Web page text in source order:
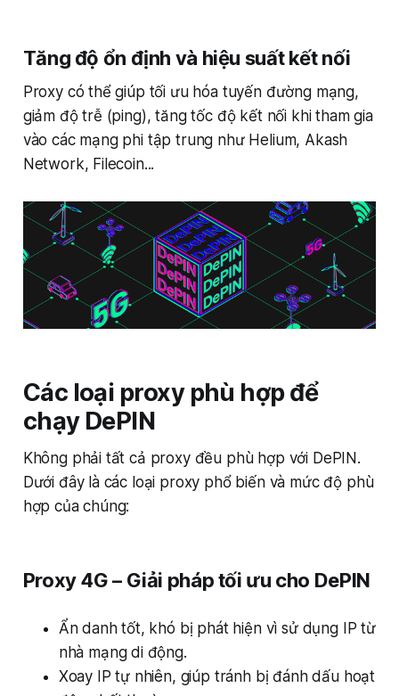
Tăng độ ổn định và hiệu suất kết nối
Proxy có thể giúp tối ưu hóa tuyến đường mạng,
giảm độ trễ (ping), tăng tốc độ kết nối khi tham gia
vào các mạng phi tập trung như Helium, Akash
Network, Filecoin...
Các loại proxy phù hợp để
chạy DePIN
Không phải tất cả proxy đều phù hợp với DePIN.
Dưới đây là các loại proxy phổ biến và mức độ phù
hợp của chúng:
Proxy 4G – Giải pháp tối ưu cho DePIN
Ẩn danh tốt, khó bị phát hiện vì sử dụng IP từ
nhà mạng di động.
Xoay IP tự nhiên, giúp tránh bị đánh dấu hoạt